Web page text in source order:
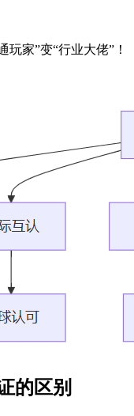
玩家”变“行业大佬”！
的区别